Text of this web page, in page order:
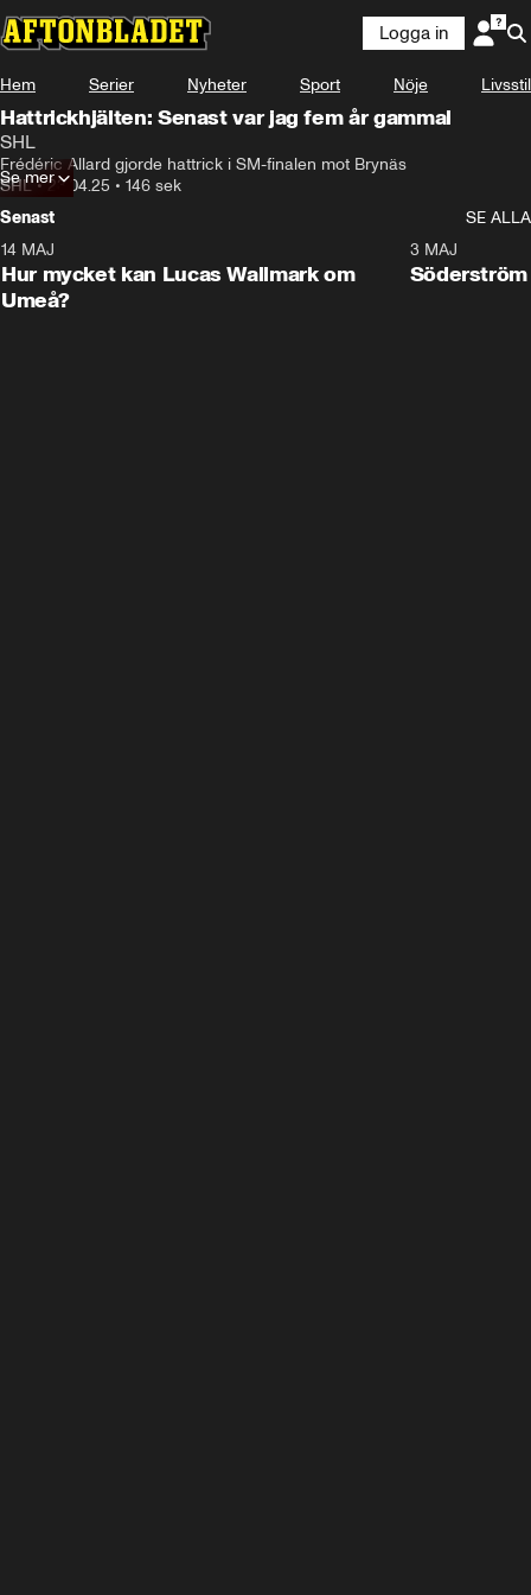
Logga in
Hem Serier Nyheter Sport Nöje Livsstil
Hattrickhjälten: Senast var jag fem år gammal
SHL
Frédéric Allard gjorde hattrick i SM-finalen mot Brynäs
SHL•23.04.25 • 146 sek
Se mer
Senast
SE ALLA
Plus
14 MAJ
Hur mycket kan Lucas Wallmark om
Umeå?
3 MAJ